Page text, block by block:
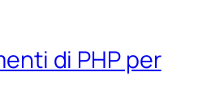
di PHP per